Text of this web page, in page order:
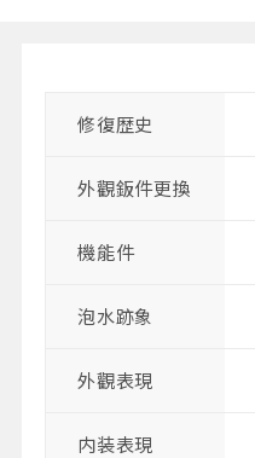
修復歴史
外觀鈑件更換
機能件
泡水跡象
外觀表現
内装表現